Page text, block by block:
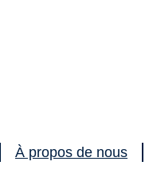
À propos de nous